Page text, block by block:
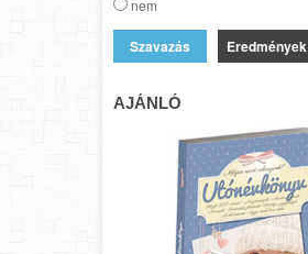
nem
Eredmények
AJÁNLÓ